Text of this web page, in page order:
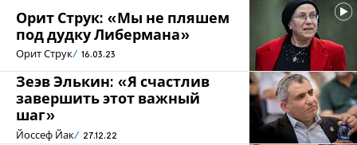
Орит Струк: «Мы не пляшем
под дудку Либермана»
Орит Струк 16.03.23
Зеэв Элькин: «Я счастлив
завершить этот важный
шаг»
Йоссеф Йак 27.12.22